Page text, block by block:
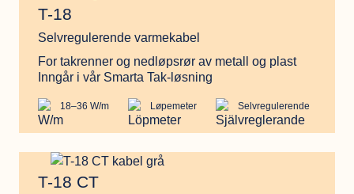
T-18
Selvregulerende varmekabel
For takrenner og nedløpsrør av metall og plast
Inngår i vår Smarta Tak-løsning
18–36 W/m Løpemeter Selvregulerende
T-18 CT
T-18 CT